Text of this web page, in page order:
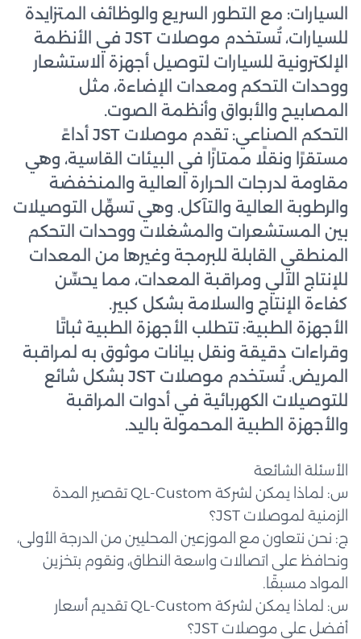
السيارات: مع التطور السريع والوظائف المتزايدة
للسيارات، تُستخدم موصلات JST في الأنظمة
الإلكترونية للسيارات لتوصيل أجهزة الاستشعار
ووحدات التحكم ومعدات الإضاءة، مثل
المصابيح والأبواق وأنظمة الصوت.
التحكم الصناعي: تقدم موصلات JST أداءً
مستقرًا ونقلًا ممتازًا في البيئات القاسية، وهي
مقاومة لدرجات الحرارة العالية والمنخفضة
والرطوبة العالية والتآكل. وهي تسهِّل التوصيلات
بين المستشعرات والمشغلات ووحدات التحكم
المنطقي القابلة للبرمجة وغيرها من المعدات
للإنتاج الآلي ومراقبة المعدات، مما يحسِّن
كفاءة الإنتاج والسلامة بشكل كبير.
الأجهزة الطبية: تتطلب الأجهزة الطبية ثباتًا
وقراءات دقيقة ونقل بيانات موثوق به لمراقبة
المريض. تُستخدم موصلات JST بشكل شائع
للتوصيلات الكهربائية في أدوات المراقبة
والأجهزة الطبية المحمولة باليد.
الأسئلة الشائعة
س: لماذا يمكن لشركة QL-Custom تقصير المدة
الزمنية لموصلات JST؟
ج: نحن نتعاون مع الموزعين المحليين من الدرجة الأولى،
ونحافظ على اتصالات واسعة النطاق، ونقوم بتخزين
المواد مسبقًا.
س: لماذا يمكن لشركة QL-Custom تقديم أسعار
أفضل على موصلات JST؟